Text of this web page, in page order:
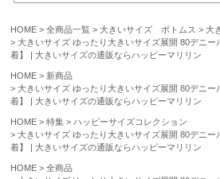
HOME 全商品一覧 大きいサイズ ボトムス
大
大きいサイズ ゆったり大きいサイズ展開 80デニ
着】 | 大きいサイズの通販ならハッピーマリリン
HOME
新商品
大きいサイズ ゆったり大きいサイズ展開 80デニ
着】 | 大きいサイズの通販ならハッピーマリリン
HOME 特集
ハッピーサイズコレクション
大きいサイズ ゆったり大きいサイズ展開 80デニ
着】 | 大きいサイズの通販ならハッピーマリリン
HOME
全商品